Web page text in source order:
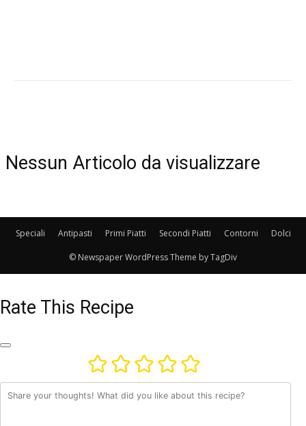
Nessun Articolo da visualizzare
Speciali Antipasti Primi Piatti Secondi Piatti Contorni Dolci
© Newspaper WordPress Theme by TagDiv
Rate This Recipe